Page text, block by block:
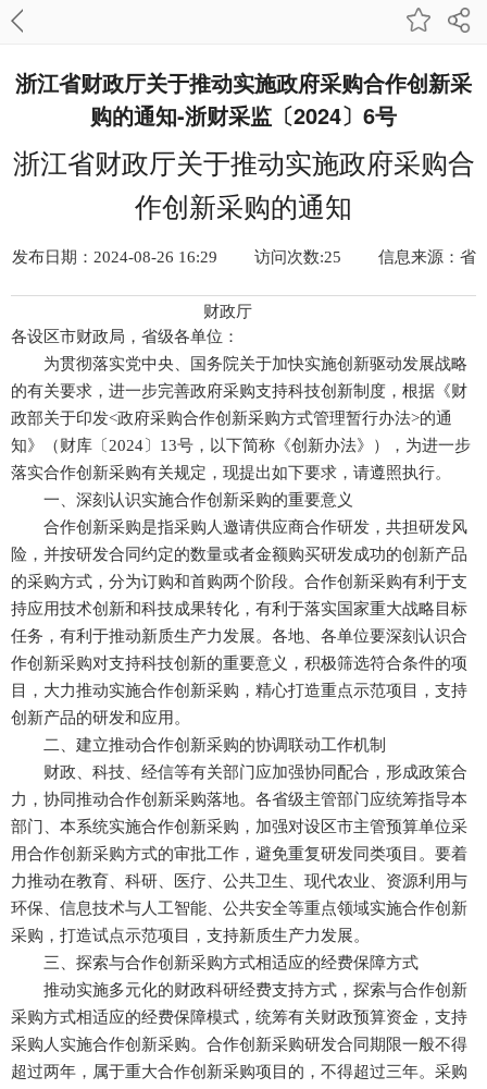
浙江省财政厅关于推动实施政府采购合作创新采
购的通知-浙财采监〔2024〕6号
浙江省财政厅关于推动实施政府采购合
作创新采购的通知
发布日期：2024-08-26 16:29 访问次数:25 信息来源：省
财政厅
各设区市财政局，省级各单位：
为贯彻落实党中央、国务院关于加快实施创新驱动发展战略
的有关要求，进一步完善政府采购支持科技创新制度，根据《财
政部关于印发<政府采购合作创新采购方式管理暂行办法>的通
知》（财库〔2024〕13号，以下简称《创新办法》），为进一步
落实合作创新采购有关规定，现提出如下要求，请遵照执行。
一、深刻认识实施合作创新采购的重要意义
合作创新采购是指采购人邀请供应商合作研发，共担研发风
险，并按研发合同约定的数量或者金额购买研发成功的创新产品
的采购方式，分为订购和首购两个阶段。合作创新采购有利于支
持应用技术创新和科技成果转化，有利于落实国家重大战略目标
任务，有利于推动新质生产力发展。各地、各单位要深刻认识合
作创新采购对支持科技创新的重要意义，积极筛选符合条件的项
目，大力推动实施合作创新采购，精心打造重点示范项目，支持
创新产品的研发和应用。
二、建立推动合作创新采购的协调联动工作机制
财政、科技、经信等有关部门应加强协同配合，形成政策合
力，协同推动合作创新采购落地。各省级主管部门应统筹指导本
部门、本系统实施合作创新采购，加强对设区市主管预算单位采
用合作创新采购方式的审批工作，避免重复研发同类项目。要着
力推动在教育、科研、医疗、公共卫生、现代农业、资源利用与
环保、信息技术与人工智能、公共安全等重点领域实施合作创新
采购，打造试点示范项目，支持新质生产力发展。
三、探索与合作创新采购方式相适应的经费保障方式
推动实施多元化的财政科研经费支持方式，探索与合作创新
采购方式相适应的经费保障模式，统筹有关财政预算资金，支持
采购人实施合作创新采购。合作创新采购研发合同期限一般不得
超过两年，属于重大合作创新采购项目的，不得超过三年。采购